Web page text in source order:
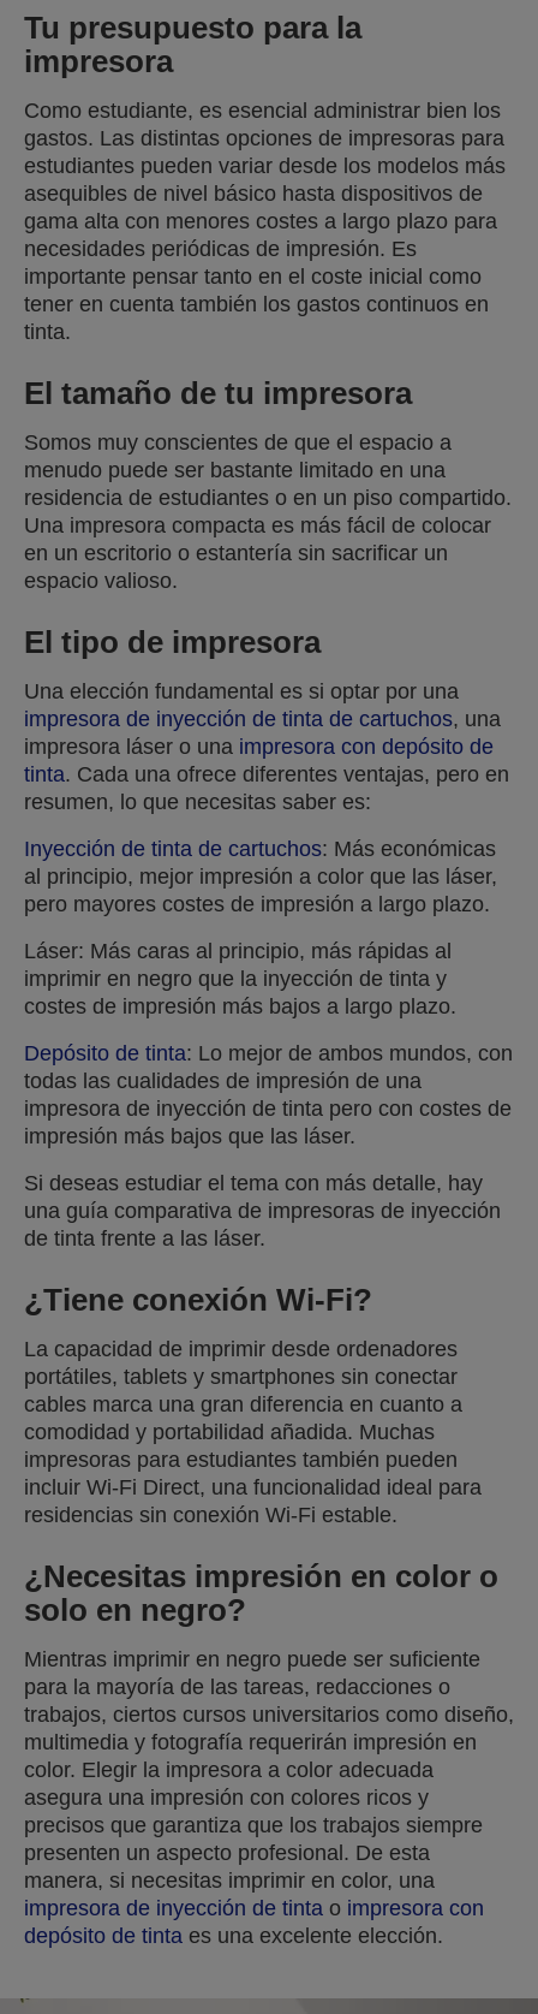
Tu presupuesto para la
impresora
Como estudiante, es esencial administrar bien los
gastos. Las distintas opciones de impresoras para
estudiantes pueden variar desde los modelos más
asequibles de nivel básico hasta dispositivos de
gama alta con menores costes a largo plazo para
necesidades periódicas de impresión. Es
importante pensar tanto en el coste inicial como
tener en cuenta también los gastos continuos en
tinta.
El tamaño de tu impresora
Somos muy conscientes de que el espacio a
menudo puede ser bastante limitado en una
residencia de estudiantes o en un piso compartido.
Una impresora compacta es más fácil de colocar
en un escritorio o estantería sin sacrificar un
espacio valioso.
El tipo de impresora
Una elección fundamental es si optar por una
impresora de inyección de tinta de cartuchos, una
impresora láser o una impresora con depósito de
tinta. Cada una ofrece diferentes ventajas, pero en
resumen, lo que necesitas saber es:
Inyección de tinta de cartuchos: Más económicas
al principio, mejor impresión a color que las láser,
pero mayores costes de impresión a largo plazo.
Láser: Más caras al principio, más rápidas al
imprimir en negro que la inyección de tinta y
costes de impresión más bajos a largo plazo.
Depósito de tinta: Lo mejor de ambos mundos, con
todas las cualidades de impresión de una
impresora de inyección de tinta pero con costes de
impresión más bajos que las láser.
Si deseas estudiar el tema con más detalle, hay
una guía comparativa de impresoras de inyección
de tinta frente a las láser.
¿Tiene conexión Wi-Fi?
La capacidad de imprimir desde ordenadores
portátiles, tablets y smartphones sin conectar
cables marca una gran diferencia en cuanto a
comodidad y portabilidad añadida. Muchas
impresoras para estudiantes también pueden
incluir Wi-Fi Direct, una funcionalidad ideal para
residencias sin conexión Wi-Fi estable.
¿Necesitas impresión en color o
solo en negro?
Mientras imprimir en negro puede ser suficiente
para la mayoría de las tareas, redacciones o
trabajos, ciertos cursos universitarios como diseño,
multimedia y fotografía requerirán impresión en
color. Elegir la impresora a color adecuada
asegura una impresión con colores ricos y
precisos que garantiza que los trabajos siempre
presenten un aspecto profesional. De esta
manera, si necesitas imprimir en color, una
impresora de inyección de tinta o impresora con
depósito de tinta es una excelente elección.